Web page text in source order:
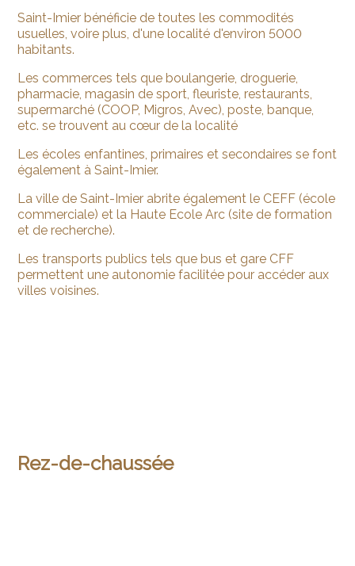
Saint-Imier bénéficie de toutes les commodités
usuelles, voire plus, d'une localité d'environ 5000
habitants.
Les commerces tels que boulangerie, droguerie,
pharmacie, magasin de sport, fleuriste, restaurants,
supermarché (COOP, Migros, Avec), poste, banque,
etc. se trouvent au cœur de la localité
Les écoles enfantines, primaires et secondaires se font
également à Saint-Imier.
La ville de Saint-Imier abrite également le CEFF (école
commerciale) et la Haute Ecole Arc (site de formation
et de recherche).
Les transports publics tels que bus et gare CFF
permettent une autonomie facilitée pour accéder aux
villes voisines.
Rez-de-chaussée